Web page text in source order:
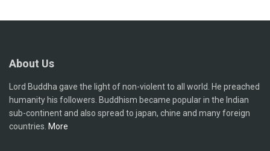
About Us
Lord Buddha gave the light of non-violent to all world. He preached
humanity his followers. Buddhism became popular in the Indian
sub-continent and also spread to japan, chine and many foreign
countries. More